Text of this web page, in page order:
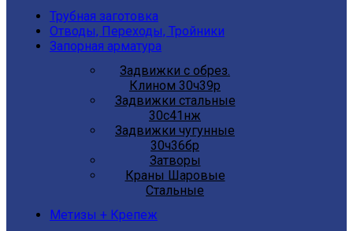
Трубная заготовка
Отводы, Переходы, Тройники
Запорная арматура
Задвижки с обрез.
Клином 30ч39р
Задвижки стальные
30с41нж
Задвижки чугунные
30ч36бр
Затворы
Краны Шаровые
Стальные
Метизы + Крепеж